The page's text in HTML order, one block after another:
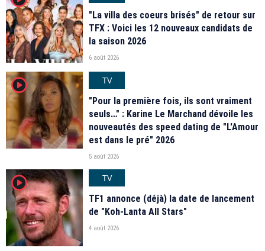
"La villa des coeurs brisés" de retour sur
TFX : Voici les 12 nouveaux candidats de
la saison 2026
6 août 2026
player2
TV
"Pour la première fois, ils sont vraiment
seuls…" : Karine Le Marchand dévoile les
nouveautés des speed dating de "L'Amour
est dans le pré" 2026
5 août 2026
player2
TV
TF1 annonce (déjà) la date de lancement
de "Koh-Lanta All Stars"
4 août 2026